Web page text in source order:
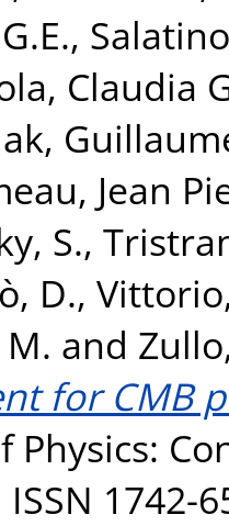
,
Claudia
Jean
S.,
D.,
and
for CMB
Physics:
1742-